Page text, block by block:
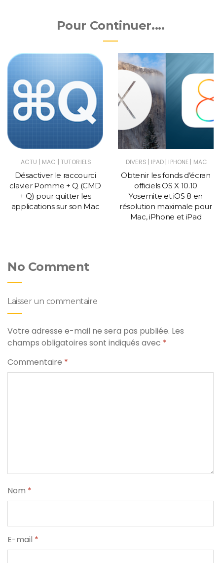
Pour Continuer....
ACTU | MAC | TUTORIELS
Désactiver le raccourci
clavier Pomme + Q (CMD
+ Q) pour quitter les
applications sur son Mac
DIVERS | IPAD | IPHONE | MAC
Obtenir les fonds d’écran
officiels OS X 10.10
Yosemite et iOS 8 en
résolution maximale pour
Mac, iPhone et iPad
No Comment
Laisser un commentaire
Votre adresse e-mail ne sera pas publiée. Les
champs obligatoires sont indiqués avec *
Commentaire *
Nom *
E-mail *